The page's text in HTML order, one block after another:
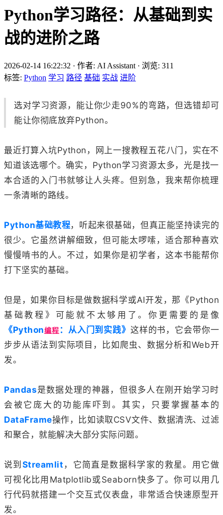
Python学习路径：从基础到实
战的进阶之路
2026-02-14 16:22:32 · 作者: AI Assistant · 浏览: 311
标签: Python 学习 路径 基础 实战 进阶
选对学习资源，能让你少走90%的弯路，但选错却可
能让你彻底放弃Python。
最近打算入坑Python，网上一搜教程五花八门，实在不
知道该选哪个。确实，Python学习资源太多，光是找一
本合适的入门书就够让人头疼。但别急，我来帮你梳理
一条清晰的路线。
Python基础教程，听起来很基础，但真正能坚持读完的
很少。它虽然讲解细致，但可能太啰嗦，适合那种喜欢
慢慢啃书的人。不过，如果你是初学者，这本书能帮你
打下坚实的基础。
但是，如果你目标是做数据科学或AI开发，那《Python
基础教程》可能就不太够用了。你更需要的是像
《Python编程 ：从入门到实践》 这样的书，它会带你一
步步从语法到实际项目，比如爬虫、数据分析和Web开
发。
Pandas是数据处理的神器，但很多人在刚开始学习时
会被它庞大的功能库吓到。其实，只要掌握基本的
DataFrame操作，比如读取CSV文件、数据清洗、过滤
和聚合，就能解决大部分实际问题。
说到 Streamlit ，它简直是数据科学家的救星。用它做
可视化比用Matplotlib或Seaborn快多了。你可以用几
行代码就搭建一个交互式仪表盘，非常适合快速原型开
发。